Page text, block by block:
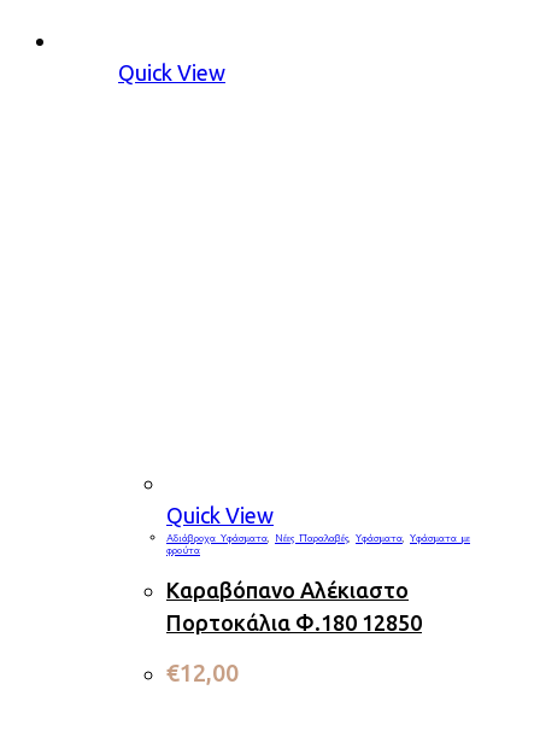
Quick View
Quick View
Αδιάβροχα Υφάσματα, Νέες Παραλαβές, Υφάσματα, Υφάσματα με
φρούτα
Καραβόπανο Αλέκιαστο
Πορτοκάλια Φ.180 12850
€12,00